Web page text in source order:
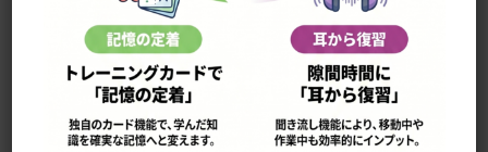
単語の検索法
ローマ字表
よくある検索ミス！